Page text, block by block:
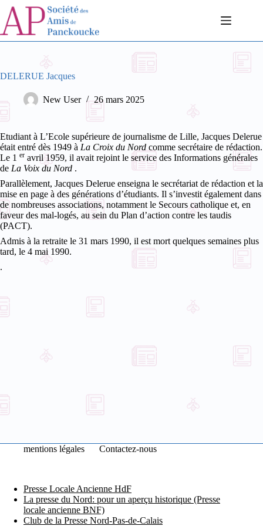
Passer
contenu
DELERUE Jacques
New User 26 mars 2025
Etudiant à L’Ecole supérieure de journalisme de Lille, Jacques Delerue
était entré dès 1949 à La Croix du Nord comme secrétaire de rédaction.
Le 1 er avril 1959, il avait rejoint le service des Informations générales
de La Voix du Nord .
Parallèlement, Jacques Delerue enseigna le secrétariat de rédaction et la
mise en page à des générations d’étudiants. Il s’investit également dans
de nombreuses associations, notamment le Secours catholique et, en
faveur des mal-logés, au sein du Plan d’action contre les taudis
(PACT).
Admis à la retraite le 31 mars 1990, il est mort quelques semaines plus
tard, le 4 mai 1990.
.
mentions légales Contactez-nous
Presse Locale Ancienne HdF
La presse du Nord: pour un aperçu historique (Presse
locale ancienne BNF)
Club de la Presse Nord-Pas-de-Calais